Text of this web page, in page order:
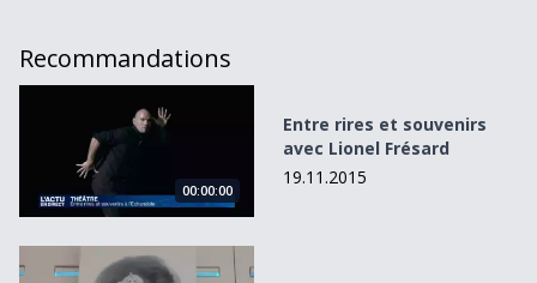
Recommandations
00:00:00
Entre rires et souvenirs
avec Lionel Frésard
19.11.2015
Zep expose à Montreux